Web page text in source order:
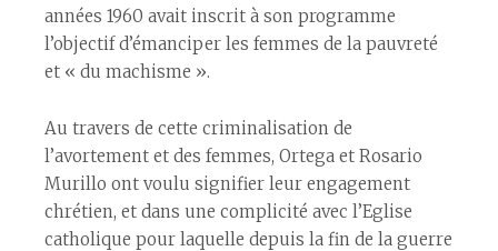
années 1960 avait inscrit à son programme
l’objectif d’émanciper les femmes de la pauvreté
et « du machisme ».
Au travers de cette criminalisation de
l’avortement et des femmes, Ortega et Rosario
Murillo ont voulu signifier leur engagement
chrétien, et dans une complicité avec l’Eglise
catholique pour laquelle depuis la fin de la guerre